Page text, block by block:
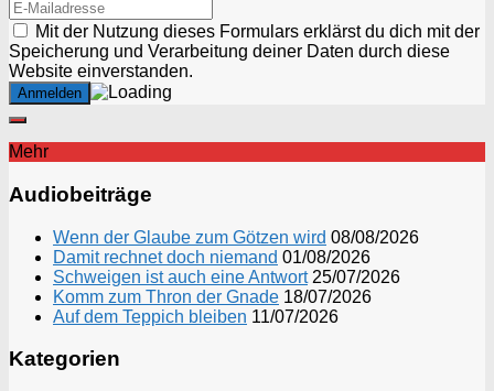
Mit der Nutzung dieses Formulars erklärst du dich mit der
Speicherung und Verarbeitung deiner Daten durch diese
Website einverstanden.
Mehr
Audiobeiträge
Wenn der Glaube zum Götzen wird 08/08/2026
Damit rechnet doch niemand 01/08/2026
Schweigen ist auch eine Antwort 25/07/2026
Komm zum Thron der Gnade 18/07/2026
Auf dem Teppich bleiben 11/07/2026
Kategorien